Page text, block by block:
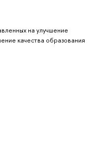
на улучшение
качества образования